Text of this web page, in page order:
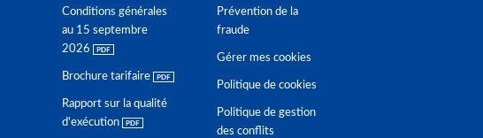
Conditions générales
au 15 septembre
2026
Brochure tarifaire
Rapport sur la qualité
d'exécution
Prévention de la
fraude
Gérer mes cookies
Politique de cookies
Politique de gestion
des conflits